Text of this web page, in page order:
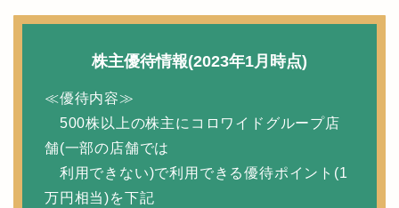
株主優待情報(2023年1月時点)
≪優待内容≫
500株以上の株主にコロワイドグループ店
舗(一部の店舗では
利用できない)で利用できる優待ポイント(1
万円相当)を下記